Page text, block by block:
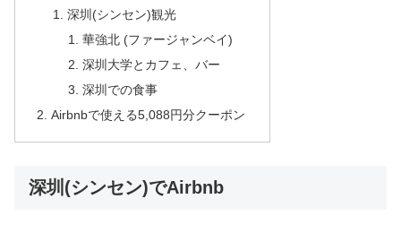
深圳(シンセン)観光
華強北 (ファージャンベイ)
深圳大学とカフェ、バー
深圳での食事
Airbnbで使える5,088円分クーポン
深圳(シンセン)でAirbnb